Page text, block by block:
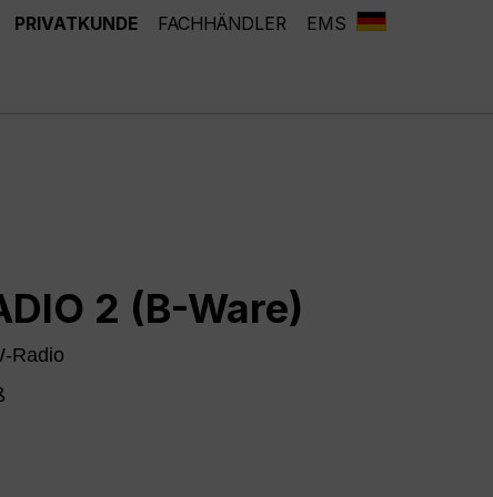
PRIVATKUNDE FACHHÄNDLER EMS
2 (B-Ware)
Radio